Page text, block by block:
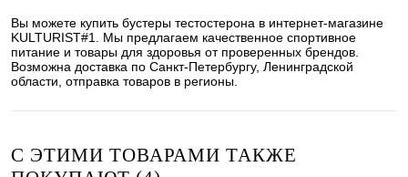
Вы можете купить бустеры тестостерона в интернет-магазине
KULTURIST#1. Мы предлагаем качественное спортивное
питание и товары для здоровья от проверенных брендов.
Возможна доставка по Санкт-Петербургу, Ленинградской
области, отправка товаров в регионы.
С ЭТИМИ ТОВАРАМИ ТАКЖЕ